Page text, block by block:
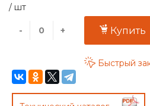
/ шт
- + Купить
Быстрый